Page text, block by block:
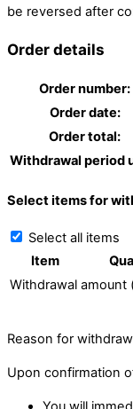
be reversed after
Order details
Order number:
Order date:
Order total:
Withdrawal period
Select items for
Select all items
Item
Withdrawal amount
Reason for
Upon confirmation